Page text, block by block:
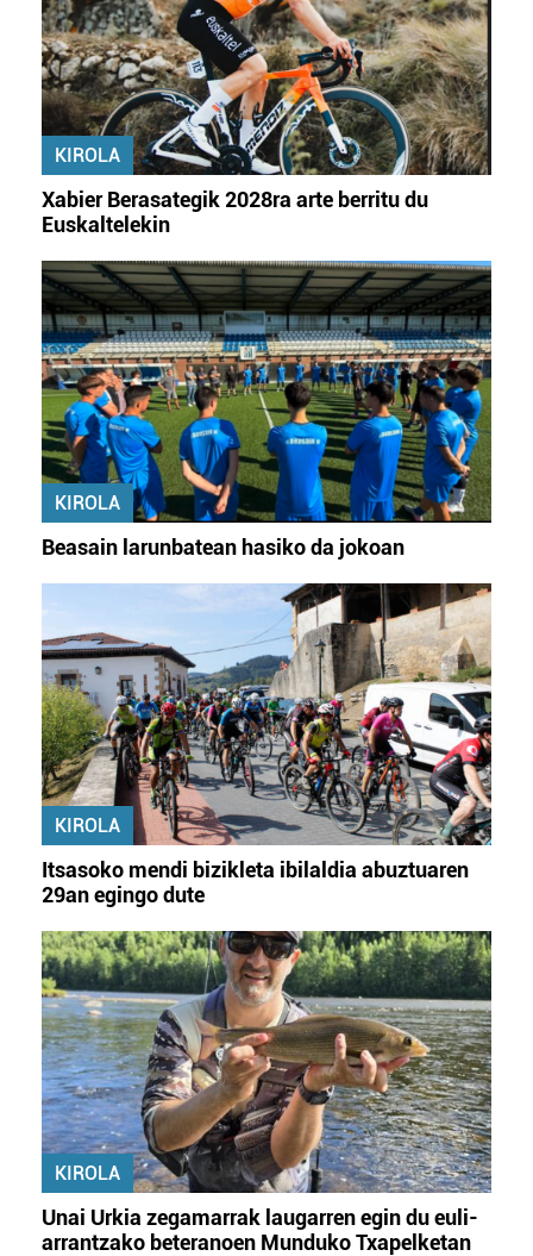
KIROLA
Xabier Berasategik 2028ra arte berritu du
Euskaltelekin
KIROLA
Beasain larunbatean hasiko da jokoan
KIROLA
Itsasoko mendi bizikleta ibilaldia abuztuaren
29an egingo dute
KIROLA
Unai Urkia zegamarrak laugarren egin du euli-
arrantzako beteranoen Munduko Txapelketan